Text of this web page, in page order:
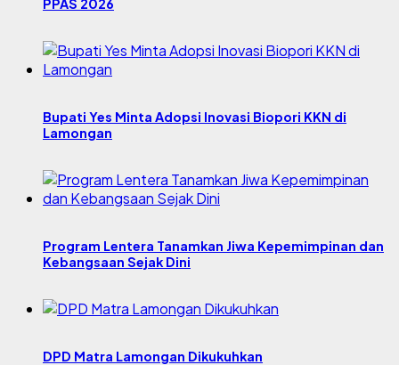
PPAS 2026
Bupati Yes Minta Adopsi Inovasi Biopori KKN di
Lamongan
Program Lentera Tanamkan Jiwa Kepemimpinan dan
Kebangsaan Sejak Dini
DPD Matra Lamongan Dikukuhkan